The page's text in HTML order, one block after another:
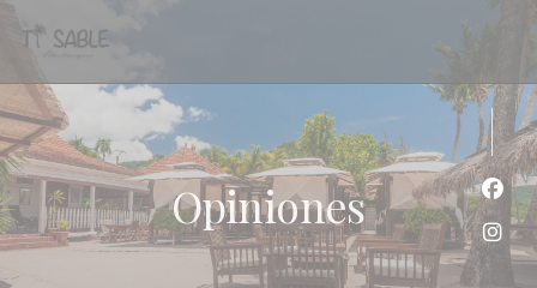
Opiniones